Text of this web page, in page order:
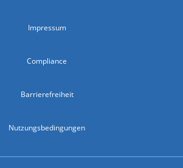
Impressum
Compliance
Barrierefreiheit
Nutzungsbedingungen